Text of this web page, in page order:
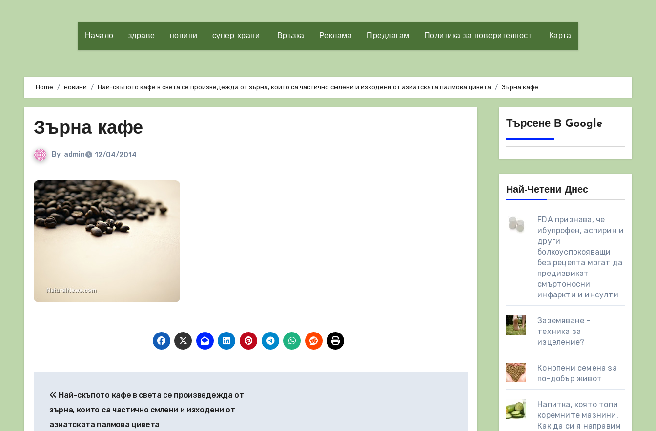
Начало здраве новини супер храни Връзка Реклама Предлагам Политика за поверителност Карта
Home новини Най-скъпото кафе в света се произведежда от зърна, които са частично смлени и изходени от азиатската палмова цивета Зърна кафе
Зърна кафе
By admin 12/04/2014
Най-скъпото кафе в света се произведежда от
зърна, които са частично смлени и изходени от
азиатската палмова цивета
Търсене В Google
Най-Четени Днес
FDA признава, че
ибупрофен, аспирин и
други
болкоуспокояващи
без рецепта могат да
предизвикат
смъртоносни
инфаркти и инсулти
Заземяване -
техника за
изцеление?
Конопени семена за
по-добър живот
Напитка, която топи
коремните мазнини.
Как да си я направим